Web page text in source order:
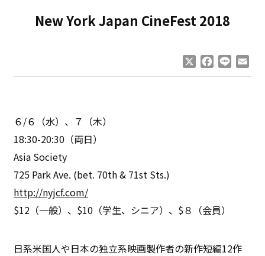
New York Japan CineFest 2018
Facebook
Line
６/６（水）、７（木）
18:30-20:30（両日）
Asia Society
725 Park Ave. (bet. 70th & 71st Sts.)
http://nyjcf.com/
$12（一般）、$10（学生、シニア）、$８（会員）
日系米国人や日本の独立系映画製作者の新作短編12作